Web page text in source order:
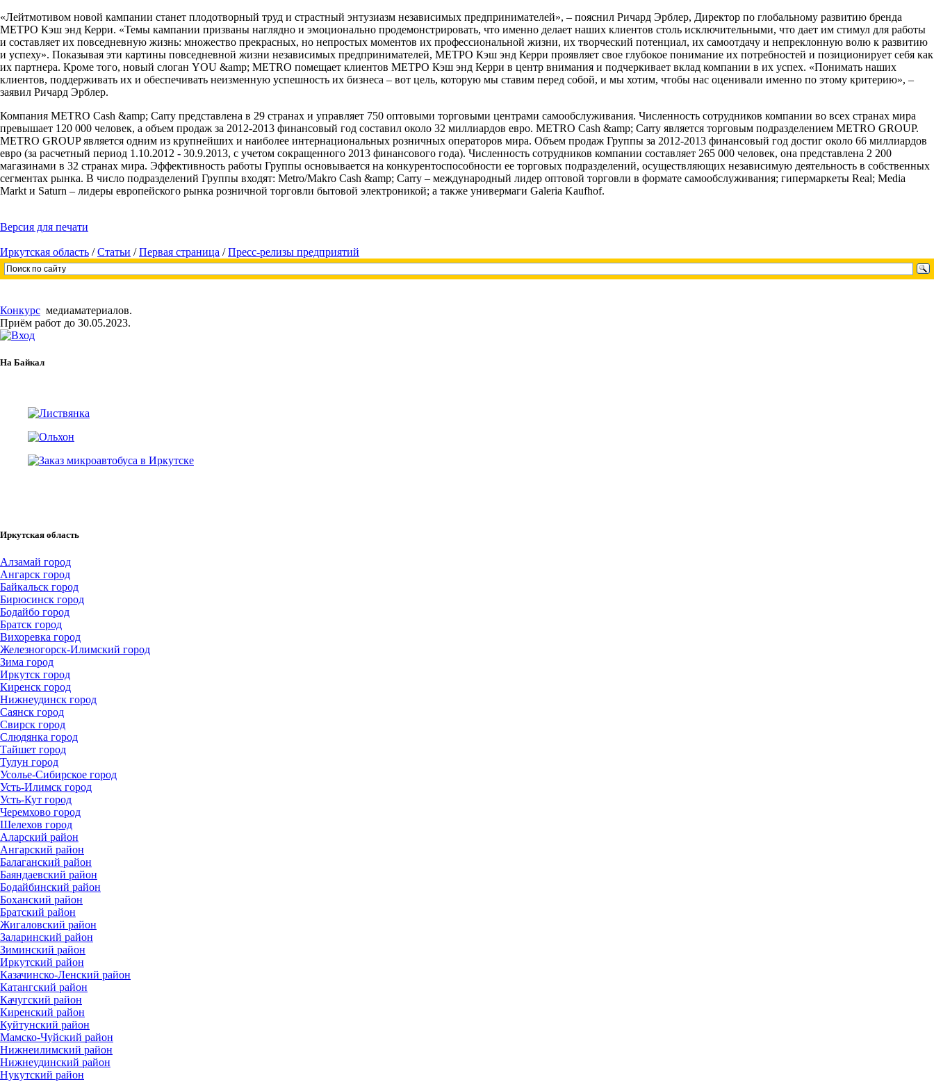
«Лейтмотивом новой кампании станет плодотворный труд и страстный энтузиазм независимых предпринимателей», – пояснил Ричард Эрблер, Директор по глобальному развитию бренда
МЕТРО Кэш энд Керри. «Темы кампании призваны наглядно и эмоционально продемонстрировать, что именно делает наших клиентов столь исключительными, что дает им стимул для работы
и составляет их повседневную жизнь: множество прекрасных, но непростых моментов их профессиональной жизни, их творческий потенциал, их самоотдачу и непреклонную волю к развитию
и успеху». Показывая эти картины повседневной жизни независимых предпринимателей, МЕТРО Кэш энд Керри проявляет свое глубокое понимание их потребностей и позиционирует себя как
их партнера. Кроме того, новый слоган YOU &amp; METRO помещает клиентов МЕТРО Кэш энд Керри в центр внимания и подчеркивает вклад компании в их успех. «Понимать наших
клиентов, поддерживать их и обеспечивать неизменную успешность их бизнеса – вот цель, которую мы ставим перед собой, и мы хотим, чтобы нас оценивали именно по этому критерию», –
заявил Ричард Эрблер.
Компания METRO Cash &amp; Carry представлена в 29 странах и управляет 750 оптовыми торговыми центрами самообслуживания. Численность сотрудников компании во всех странах мира
превышает 120 000 человек, а объем продаж за 2012-2013 финансовый год составил около 32 миллиардов евро. METRO Cash &amp; Carry является торговым подразделением METRO GROUP.
METRO GROUP является одним из крупнейших и наиболее интернациональных розничных операторов мира. Объем продаж Группы за 2012-2013 финансовый год достиг около 66 миллиардов
евро (за расчетный период 1.10.2012 - 30.9.2013, с учетом сокращенного 2013 финансового года). Численность сотрудников компании составляет 265 000 человек, она представлена 2 200
магазинами в 32 странах мира. Эффективность работы Группы основывается на конкурентоспособности ее торговых подразделений, осуществляющих независимую деятельность в собственных
сегментах рынка. В число подразделений Группы входят: Metro/Makro Cash &amp; Carry – международный лидер оптовой торговли в формате самообслуживания; гипермаркеты Real; Media
Markt и Saturn – лидеры европейского рынка розничной торговли бытовой электроникой; а также универмаги Galeria Kaufhof.
Версия для печати
Иркутская область /Cтатьи /Первая страница /Пресс-релизы предприятий
Конкурс медиаматериалов.
Приём работ до 30.05.2023.
На Байкал
Иркутская область
Алзамай город
Ангарск город
Байкальск город
Бирюсинск город
Бодайбо город
Братск город
Вихоревка город
Железногорск-Илимский город
Зима город
Иркутск город
Киренск город
Нижнеудинск город
Саянск город
Свирск город
Слюдянка город
Тайшет город
Тулун город
Усолье-Сибирское город
Усть-Илимск город
Усть-Кут город
Черемхово город
Шелехов город
Аларский район
Ангарский район
Балаганский район
Баяндаевский район
Бодайбинский район
Боханский район
Братский район
Жигаловский район
Заларинский район
Зиминский район
Иркутский район
Казачинско-Ленский район
Катангский район
Качугский район
Киренский район
Куйтунский район
Мамско-Чуйский район
Нижнеилимский район
Нижнеудинский район
Нукутский район